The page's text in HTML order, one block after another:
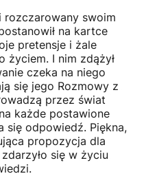
rozczarowany swoim
na kartce
pretensje i żale
życiem. I nim zdążył
czeka na niego
się jego Rozmowy z
przez świat
każde postawione
się odpowiedź. Piękna,
propozycja dla
się w życiu